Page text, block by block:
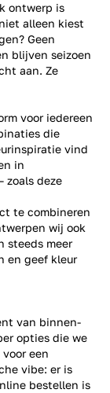
ontwerp is
alleen kiest
Geen
blijven seizoen
aan. Ze
voor iedereen
die
vind
in
zoals deze
te combineren
wij ook
steeds meer
en geef kleur
van binnen-
opties die we
een
vibe: er is
bestellen is